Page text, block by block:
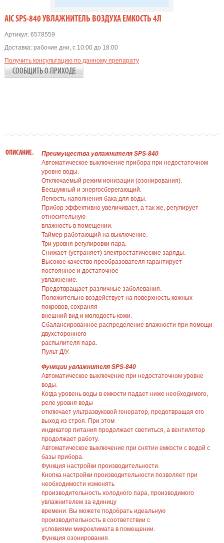
AIC SPS-840 УВЛАЖНИТЕЛЬ ВОЗДУХА ЕМКОСТЬ 4Л
Артикул:6578559
Доставка: рабочие дни, с 10:00 до 18:00
Получить консультацию по данному препарату
СООБЩИТЬ О ПРИХОДЕ
ОПИСАНИЕ.
Преимущества увлажнителя SPS-840
Автоматическое выключение прибора при недостаточном
уровне воды.
Отключаемый режим ионизации (озонирования).
Бесшумный и энергосберегающий.
Легкость наполнения бака для воды.
Прибор эффективно увеличивает, а так же, регулирует
относительную
влажность в помещении.
Таймер работающий на выключение.
Три уровня регулировки пара.
Снижает (устраняет) электростатические заряды.
Высокое качество преобразователя гарантирует
постоянное и достаточное
увлажнение.
Предотвращает различные заболевания.
Положительно воздействует на поверхность кожных
покровов, сохраняя
внешний вид и молодость кожи.
Сбалансированное распределение влажности при помощи
двухстороннего
распылителя пара.
Пульт Д/У.
Функции увлажнителя SPS-840
Автоматическое выключение при недостаточном уровне
воды.
Когда уровень воды в емкости падает ниже необходимого,
реле уровня воды
отключает ультразвуковой генератор, предотвращая его
выход из строя. При этом
индикатор питания продолжает светиться, а вентилятор
продолжает работу.
Автоматическое выключение при снятии емкости с водой с
базы прибора.
Функция настройки производительности.
Кнопка настройки производительности позволяет при
необходимости изменять
производительность холодного пара, производимого
увлажнителем за единицу
времени. Вы можете подобрать идеальную
производительность в соответствии с
условиями микроклимата в помещении.
Функция озонирования.